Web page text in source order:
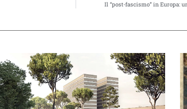
Il “post-fascismo” in Europa: